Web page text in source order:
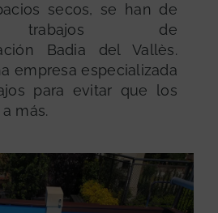
secos, se han de
trabajos de
Badia del Vallès.
empresa especializada
para evitar que los
más.